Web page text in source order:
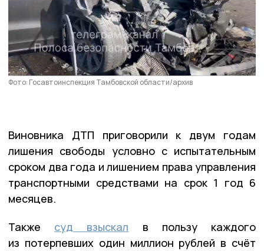
Фото: Госавтоинспекция Тамбовской области/архив
Виновника ДТП приговорили к двум годам
лишения свободы условно с испытательным
сроком два года и лишением права управления
транспортными средствами на срок 1 год 6
месяцев.
Также суд взыскал в пользу каждого
из потерпевших один миллион рублей в счёт